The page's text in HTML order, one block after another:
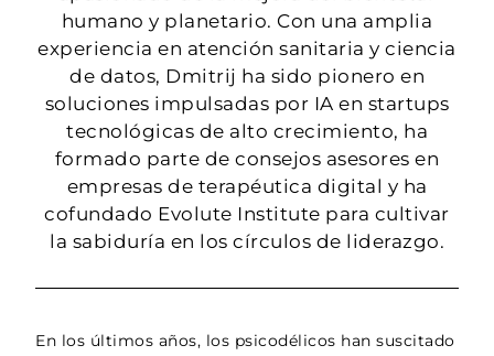
humano y planetario. Con una amplia
experiencia en atención sanitaria y ciencia
de datos, Dmitrij ha sido pionero en
soluciones impulsadas por IA en startups
tecnológicas de alto crecimiento, ha
formado parte de consejos asesores en
empresas de terapéutica digital y ha
cofundado Evolute Institute para cultivar
la sabiduría en los círculos de liderazgo.
En los últimos años, los psicodélicos han suscitado